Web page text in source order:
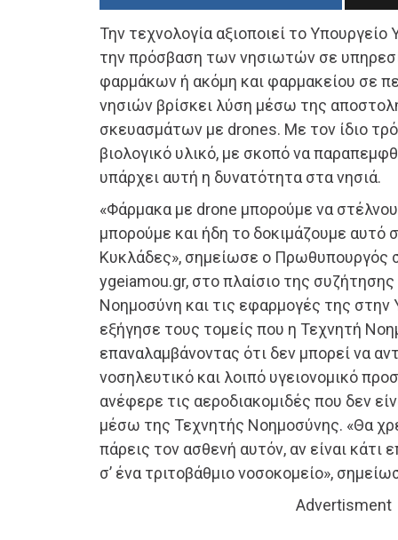
Την τεχνολογία αξιοποιεί το Υπουργείο
την πρόσβαση των νησιωτών σε
φαρμάκων ή ακόμη και φαρμακείου σε
νησιών βρίσκει λύση μέσω της
σκευασμάτων με drones. Με τον ίδιο
βιολογικό υλικό, με σκοπό να
υπάρχει αυτή η δυνατότητα στα νησιά.
«Φάρμακα με drone μπορούμε να
μπορούμε και ήδη το δοκιμάζουμε αυτό
Κυκλάδες», σημείωσε ο Πρωθυπουργός
ygeiamou.gr, στο πλαίσιο της συζήτησης
Νοημοσύνη και τις εφαρμογές της
εξήγησε τους τομείς που η Τεχνητή
επαναλαμβάνοντας ότι δεν μπορεί να
νοσηλευτικό και λοιπό υγειονομικό
ανέφερε τις αεροδιακομιδές που δεν
μέσω της Τεχνητής Νοημοσύνης. «Θα
πάρεις τον ασθενή αυτόν, αν είναι κάτι
σ’ ένα τριτοβάθμιο νοσοκομείο»,
Advertisment